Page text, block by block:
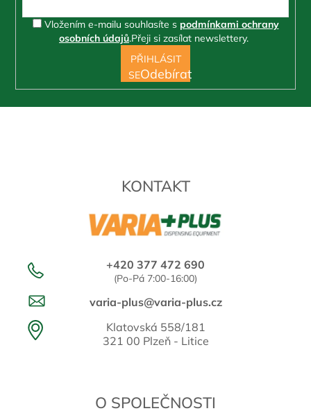
KONTAKT
+420 377 472 690
(Po-Pá 7:00-16:00)
varia-plus@varia-plus.cz
Klatovská 558/181
321 00 Plzeň - Litice
O SPOLEČNOSTI
Vložením e-mailu souhlasíte s podmínkami ochrany
osobních údajů.Přeji si zasílat newslettery.
PŘIHLÁSIT
SE